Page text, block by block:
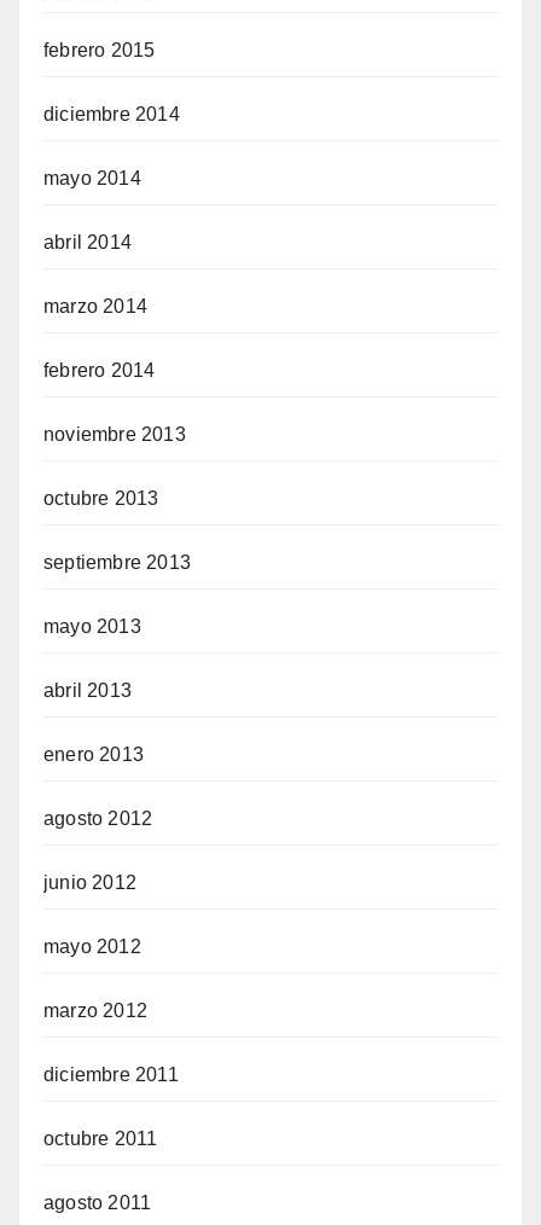
febrero 2015
diciembre 2014
mayo 2014
abril 2014
marzo 2014
febrero 2014
noviembre 2013
octubre 2013
septiembre 2013
mayo 2013
abril 2013
enero 2013
agosto 2012
junio 2012
mayo 2012
marzo 2012
diciembre 2011
octubre 2011
agosto 2011